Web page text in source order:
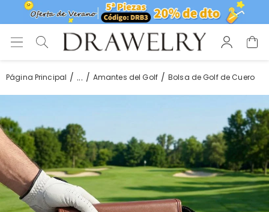
Página Principal ... Amantes del Golf Bolsa de Golf de Cuero